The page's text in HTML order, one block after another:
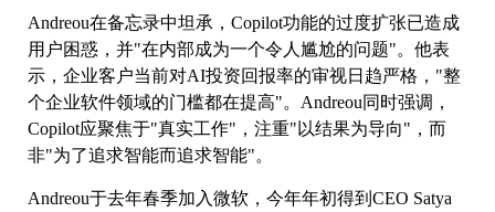
Andreou在备忘录中坦承，Copilot功能的过度扩张已造成
用户困惑，并"在内部成为一个令人尴尬的问题"。他表
示，企业客户当前对AI投资回报率的审视日趋严格，"整
个企业软件领域的门槛都在提高"。Andreou同时强调，
Copilot应聚焦于"真实工作"，注重"以结果为导向"，而
非"为了追求智能而追求智能"。
Andreou于去年春季加入微软，今年年初得到CEO Satya